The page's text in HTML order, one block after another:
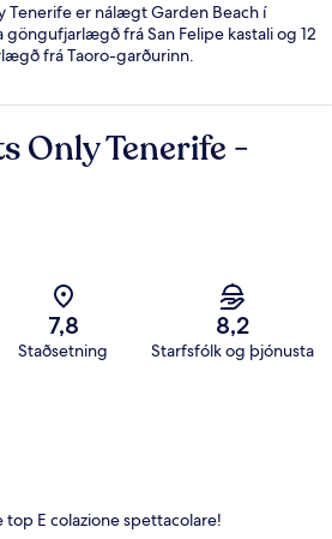
Tenerife er nálægt Garden Beach í
göngufjarlægð frá San Felipe kastali og 12
frá Taoro-garðurinn.
Only Tenerife -
7,8
Staðsetning
8,2
Starfsfólk og þjónusta
top E colazione spettacolare!